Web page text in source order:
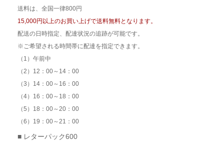
送料は、全国一律800円
15,000円以上のお買い上げで送料無料となります。
配送の日時指定、配達状況の追跡が可能です。
※ご希望される時間帯に配達を指定できます。
（1）午前中
（2）12：00～14：00
（3）14：00～16：00
（4）16：00～18：00
（5）18：00～20：00
（6）19：00～21：00
■ レターパック600